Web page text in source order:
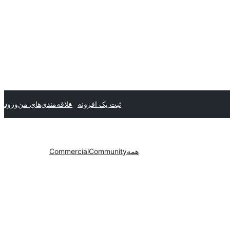
ثبت یک افزونه علاقه‌مندی‌های منورود
همهCommunity
Commercial